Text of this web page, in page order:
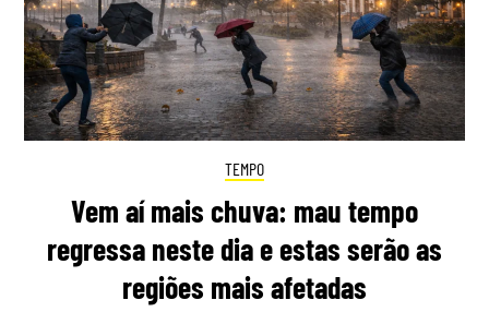
TEMPO
Vem aí mais chuva: mau tempo
regressa neste dia e estas serão as
regiões mais afetadas